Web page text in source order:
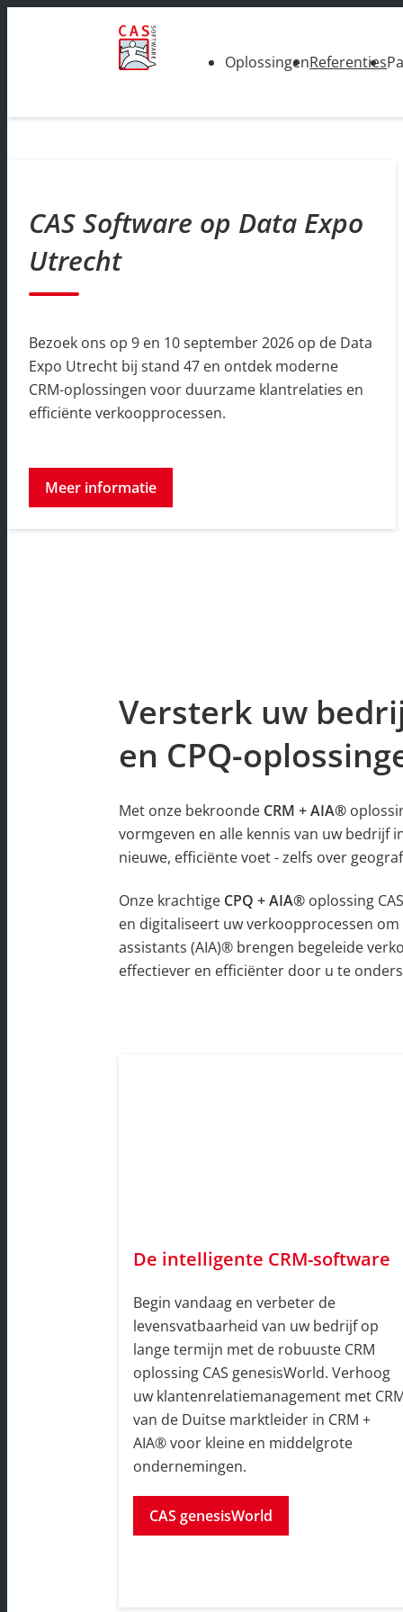
OplossingenReferenties
CAS Software op Data Expo
Utrecht
Bezoek ons op 9 en 10 september 2026 op de Data
Expo Utrecht bij stand 47 en ontdek moderne
CRM-oplossingen voor duurzame klantrelaties en
efficiënte verkoopprocessen.
Meer informatie
Versterk uw
en CPQ-
Met onze bekroonde CRM + AIA®
vormgeven en alle kennis van uw bedrijf
nieuwe, efficiënte voet - zelfs over
Onze krachtige CPQ + AIA® oplossing
en digitaliseert uw verkoopprocessen
assistants (AIA)® brengen begeleide
effectiever en efficiënter door u te
De intelligente CRM-software
Begin vandaag en verbeter de
levensvatbaarheid van uw bedrijf op
lange termijn met de robuuste CRM
oplossing CAS genesisWorld. Verhoog
uw klantenrelatiemanagement met
van de Duitse marktleider in CRM +
AIA® voor kleine en middelgrote
ondernemingen.
CAS genesisWorld